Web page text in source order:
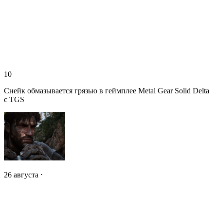
10
Снейк обмазывается грязью в геймплее Metal Gear Solid Delta
с TGS
26 августа ⋅